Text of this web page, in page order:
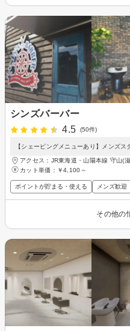
シンズバーバー
4.5
(50件)
【シェービングメニューあり】メンズ
アクセス：JR東海道・山陽本線 守山
カット単価： ￥4,100～
ポイントが貯まる・使える メンズ歓迎
その他の